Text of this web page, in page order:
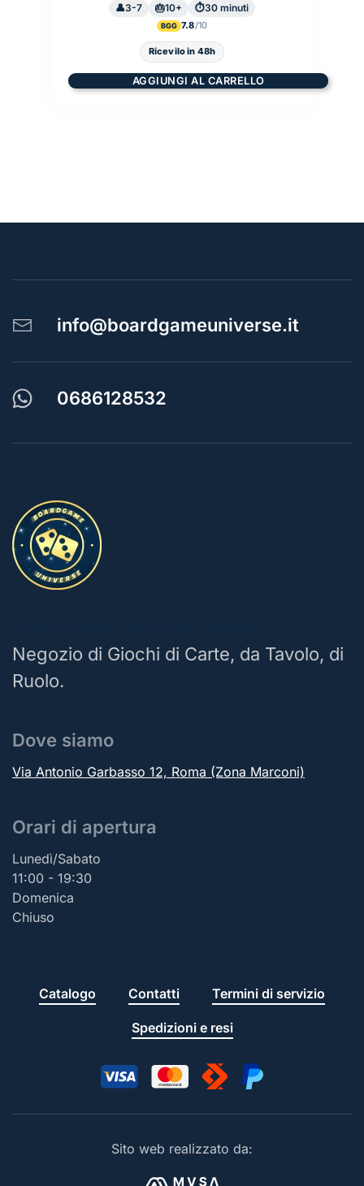
3-7 10+ 30 minuti
BGG 7.8
Ricevilo in 48h
AGGIUNGI AL CARRELLO
info@boardgameuniverse.it
0686128532
Negozio di Giochi di Carte, da Tavolo, di
Ruolo.
Dove siamo
Via Antonio Garbasso 12, Roma (Zona Marconi)
Orari di apertura
Lunedì/Sabato
11:00 - 19:30
Domenica
Chiuso
Catalogo Contatti Termini di servizio
Spedizioni e resi
Sito web realizzato da: